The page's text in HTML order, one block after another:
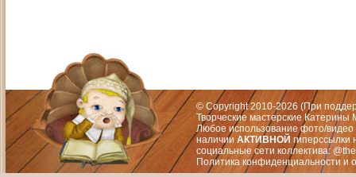
© Copyright 2010-2026 (При
Творческие мастерские
Любое использование фото/видео
наличии АКТИВНОЙ гиперссылки
социальные сети коллектива:
Политика конфиденциальности и